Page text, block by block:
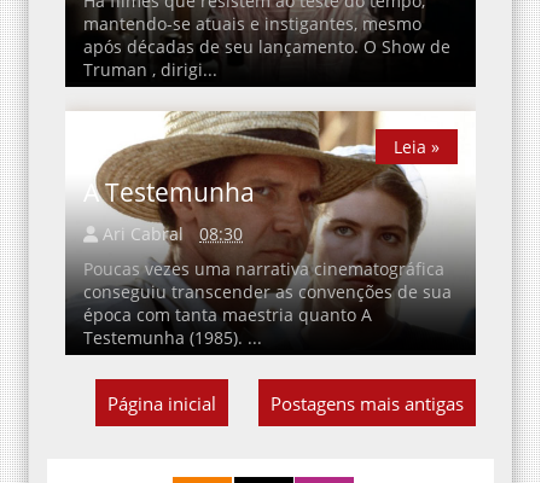
mantendo-se atuais e instigantes, mesmo
após décadas de seu lançamento. O Show de
Truman , dirigi...
A Testemunha
Ari Cabral
08:30
Poucas vezes uma narrativa cinematográfica
conseguiu transcender as convenções de sua
época com tanta maestria quanto A
Testemunha (1985). ...
Leia »
Leia »
Postagens mais antigas
Página inicial